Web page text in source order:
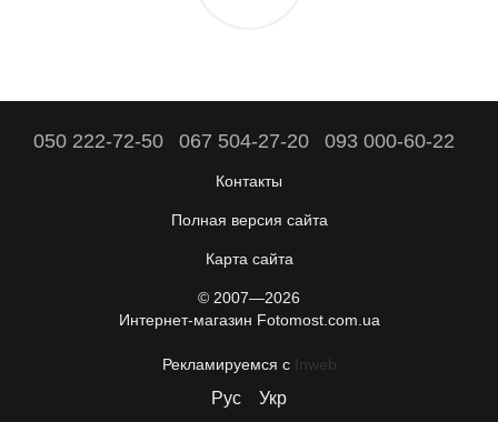
050 222-72-50 067 504-27-20 093 000-60-22
Контакты
Полная версия сайта
Карта сайта
© 2007—2026
Интернет-магазин Fotomost.com.ua
Рекламируемся с Inweb
Рус Укр